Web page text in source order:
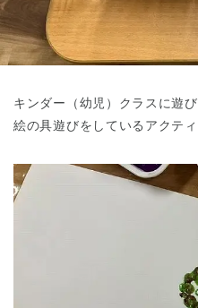
キンダー（幼児）クラスに遊
絵の具遊びをしているアクテ